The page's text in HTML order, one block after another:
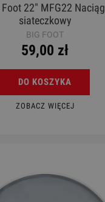
22" MFG22 Naciąg
siateczkowy
BIG FOOT
59,00 zł
DO KOSZYKA
ZOBACZ WIĘCEJ